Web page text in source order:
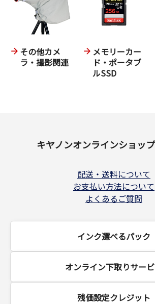
その他カメ
ラ・撮影関連
メモリーカー
ド・ポータブ
ルSSD
キヤノンオンラインショッ
配送・送料について
お支払い方法について
よくあるご質問
インク選べるパック
オンライン下取りサー
残価設定クレジット